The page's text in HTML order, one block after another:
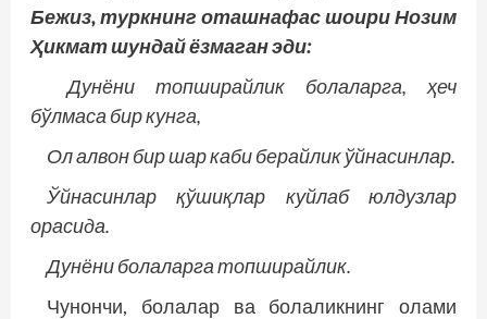
Бежиз, туркнинг оташнафас шоири Нозим
Ҳикмат шундай ёзмаган эди:
Дунёни топширайлик болаларга, ҳеч
бўлмаса бир кунга,
Ол алвон бир шар каби берайлик ўйнасинлар.
Ўйнасинлар қўшиқлар куйлаб юлдузлар
орасида.
Дунёни болаларга топширайлик.
Чунончи, болалар ва болаликнинг олами